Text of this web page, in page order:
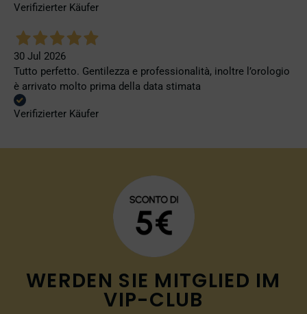
Verifizierter Käufer
30 Jul 2026
Tutto perfetto. Gentilezza e professionalità, inoltre l’orologio
è arrivato molto prima della data stimata
Verifizierter Käufer
WERDEN SIE MITGLIED IM
VIP-CLUB